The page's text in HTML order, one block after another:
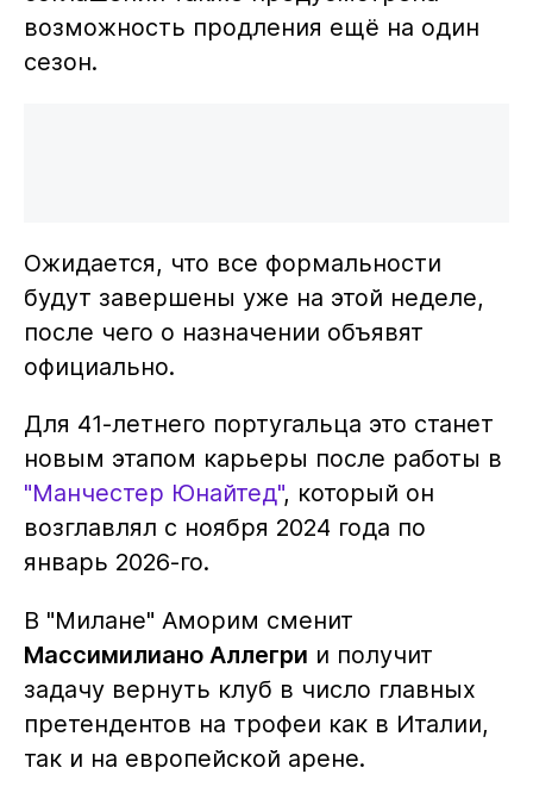
возможность продления ещё на один
сезон.
Ожидается, что все формальности
будут завершены уже на этой неделе,
после чего о назначении объявят
официально.
Для 41-летнего португальца это станет
новым этапом карьеры после работы в
"Манчестер Юнайтед", который он
возглавлял с ноября 2024 года по
январь 2026-го.
В "Милане" Аморим сменит
Массимилиано Аллегри и получит
задачу вернуть клуб в число главных
претендентов на трофеи как в Италии,
так и на европейской арене.